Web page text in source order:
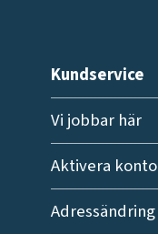
Kundservice
Vi jobbar här
Aktivera konto
Adressändring